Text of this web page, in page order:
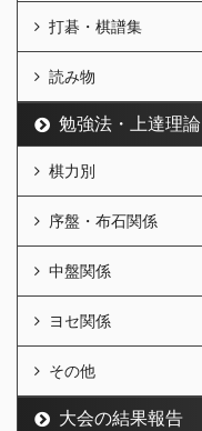
打碁・棋譜集
読み物
勉強法・上達理論
棋力別
序盤・布石関係
中盤関係
ヨセ関係
その他
大会の結果報告